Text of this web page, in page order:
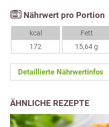
Nährwert pro Portion
kcal
172
Fett
15,64 g
Detaillierte Nährwertinfos
ÄHNLICHE REZEPTE